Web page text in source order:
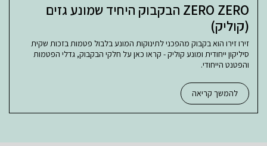
ZERO ZERO הבקבוק היחיד שמונע גזים
(קוליק)
זירו זירו הוא בקבוק מהפכני לתינוקות המונע בלבול פטמות בזכות שקית
סיליקון ייחודית ומונע קוליק - קראו כאן על חלקי הבקבוק, גדלי הפטמות
והפטנט הייחודי.
להמשך קריאה